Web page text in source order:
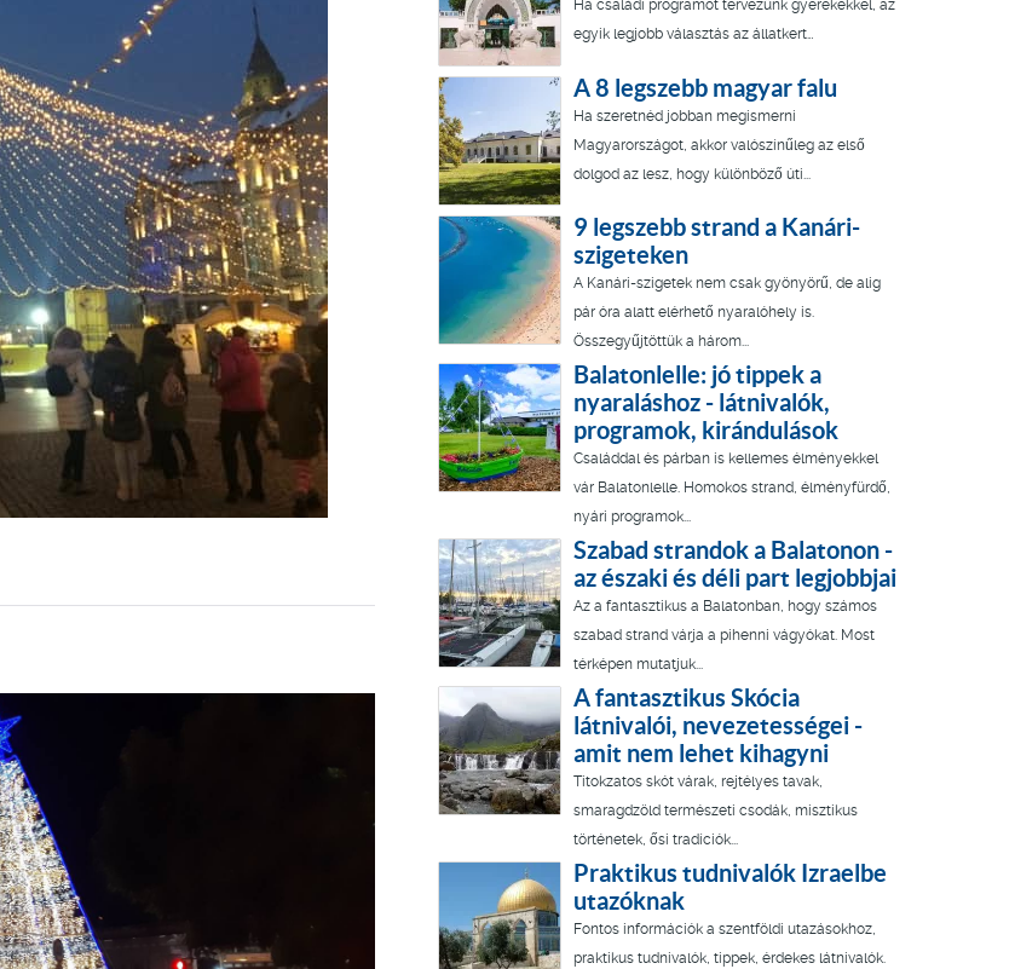
Ha családi programot tervezünk gyerekekkel, az
egyik legjobb választás az állatkert…
A 8 legszebb magyar falu
Ha szeretnéd jobban megismerni
Magyarországot, akkor valószínűleg az első
dolgod az lesz, hogy különböző úti...
9 legszebb strand a Kanári-
szigeteken
A Kanári-szigetek nem csak gyönyörű, de alig
pár óra alatt elérhető nyaralóhely is.
Összegyűjtöttük a három...
Balatonlelle: jó tippek a
nyaraláshoz - látnivalók,
programok, kirándulások
Családdal és párban is kellemes élményekkel
vár Balatonlelle. Homokos strand, élményfürdő,
nyári programok...
Szabad strandok a Balatonon -
az északi és déli part legjobbjai
Az a fantasztikus a Balatonban, hogy számos
szabad strand várja a pihenni vágyókat. Most
térképen mutatjuk...
A fantasztikus Skócia
látnivalói, nevezetességei -
amit nem lehet kihagyni
Titokzatos skót várak, rejtélyes tavak,
smaragdzöld természeti csodák, misztikus
történetek, ősi tradíciók...
Praktikus tudnivalók Izraelbe
utazóknak
Fontos információk a szentföldi utazásokhoz,
praktikus tudnivalók, tippek, érdekes látnivalók.